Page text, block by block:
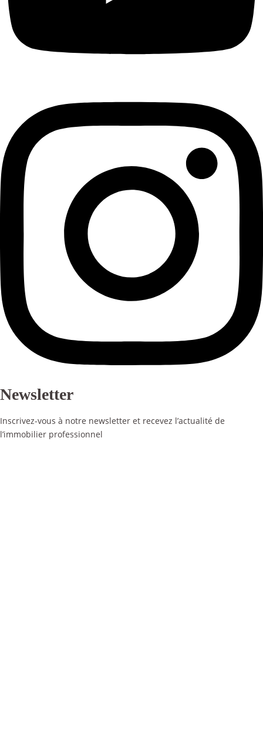
Newsletter
Inscrivez-vous à notre newsletter et recevez l’actualité de
l’immobilier professionnel